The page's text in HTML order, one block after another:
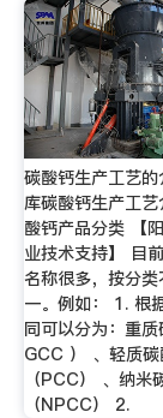
碳酸钙生产工艺
库碳酸钙生产工
酸钙产品分类 【
业技术支持】 目
名称很多，按分
一。例如： 1. 根
同可以分为：重
GCC ） 、轻质
（PCC） 、纳米
（NPCC） 2.